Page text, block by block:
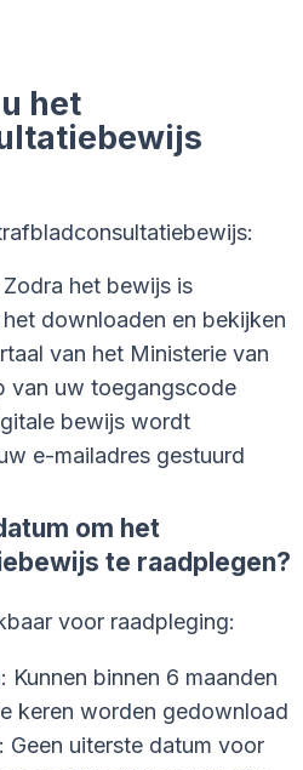
het
Zodra het bewijs is
downloaden en bekijken
van het Ministerie van
van uw toegangscode
bewijs wordt
e-mailadres gestuurd
om het
te raadplegen?
voor raadpleging:
: Kunnen binnen 6 maanden
keren worden gedownload
: Geen uiterste datum voor